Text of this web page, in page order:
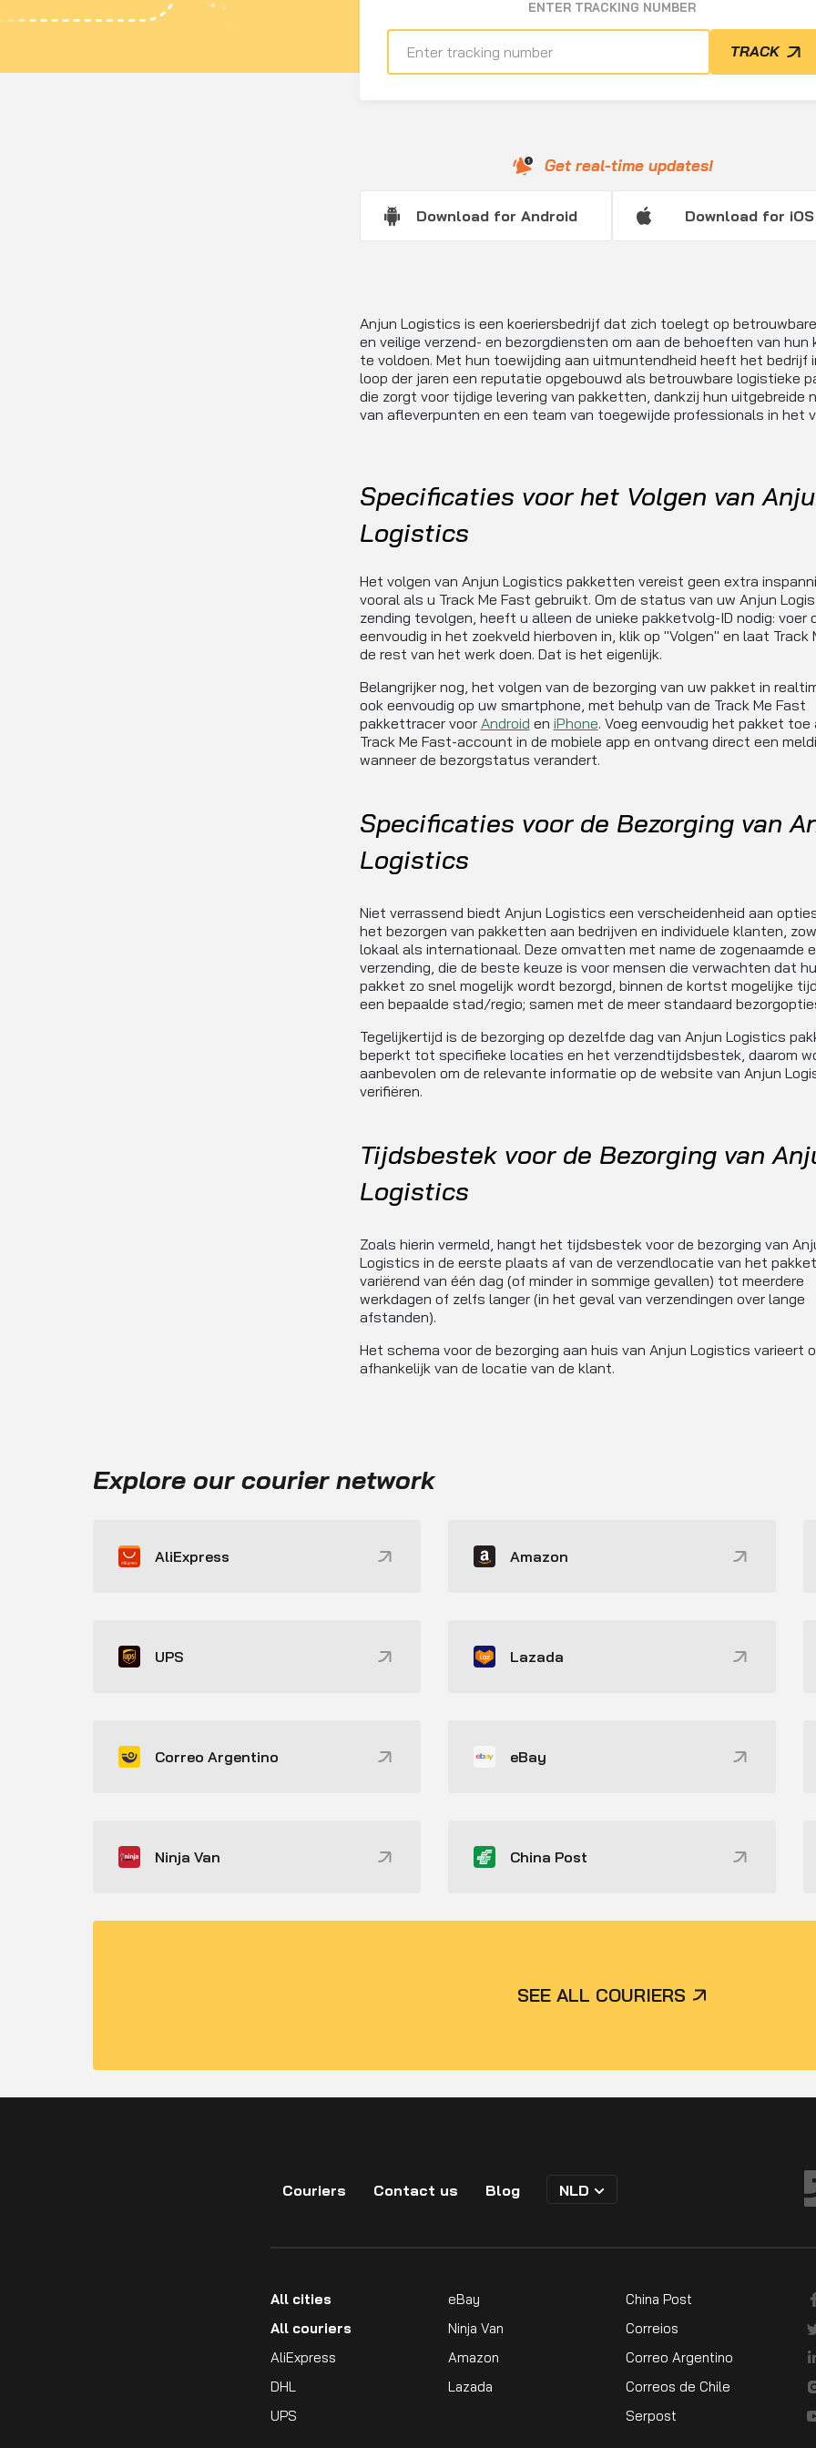
ENTER TRACKING NUMBER
TRACK
Get real-time updates!
Download for Android Download for iOS
Anjun Logistics is een koeriersbedrijf dat zich toelegt op
en veilige verzend- en bezorgdiensten om aan de behoeften van hun
te voldoen. Met hun toewijding aan uitmuntendheid heeft het bedrijf
loop der jaren een reputatie opgebouwd als betrouwbare logistieke
die zorgt voor tijdige levering van pakketten, dankzij hun uitgebreide
van afleverpunten en een team van toegewijde professionals in het
Specificaties voor het Volgen van
Logistics
Het volgen van Anjun Logistics pakketten vereist geen extra
vooral als u Track Me Fast gebruikt. Om de status van uw Anjun
zending tevolgen, heeft u alleen de unieke pakketvolg-ID nodig: voer
eenvoudig in het zoekveld hierboven in, klik op "Volgen" en laat Track
de rest van het werk doen. Dat is het eigenlijk.
Belangrijker nog, het volgen van de bezorging van uw pakket in
ook eenvoudig op uw smartphone, met behulp van de Track Me Fast
pakkettracer voor Android en iPhone. Voeg eenvoudig het pakket toe
Track Me Fast-account in de mobiele app en ontvang direct een
wanneer de bezorgstatus verandert.
Specificaties voor de Bezorging van
Logistics
Niet verrassend biedt Anjun Logistics een verscheidenheid aan
het bezorgen van pakketten aan bedrijven en individuele klanten,
lokaal als internationaal. Deze omvatten met name de zogenaamde
verzending, die de beste keuze is voor mensen die verwachten dat
pakket zo snel mogelijk wordt bezorgd, binnen de kortst mogelijke
een bepaalde stad/regio; samen met de meer standaard
Tegelijkertijd is de bezorging op dezelfde dag van Anjun Logistics
beperkt tot specifieke locaties en het verzendtijdsbestek, daarom
aanbevolen om de relevante informatie op de website van Anjun
verifiëren.
Tijdsbestek voor de Bezorging van
Logistics
Zoals hierin vermeld, hangt het tijdsbestek voor de bezorging van
Logistics in de eerste plaats af van de verzendlocatie van het
variërend van één dag (of minder in sommige gevallen) tot meerdere
werkdagen of zelfs langer (in het geval van verzendingen over lange
afstanden).
Het schema voor de bezorging aan huis van Anjun Logistics varieert
afhankelijk van de locatie van de klant.
Explore our courier network
AliExpress Amazon
UPS Lazada
Correo Argentino eBay
Ninja Van China Post
SEE ALL COURIERS
Couriers Contact us Blog NLD
All cities
All couriers
AliExpress
DHL
UPS
eBay
Ninja Van
Amazon
Lazada
China Post
Correios
Correo Argentino
Correos de Chile
Serpost